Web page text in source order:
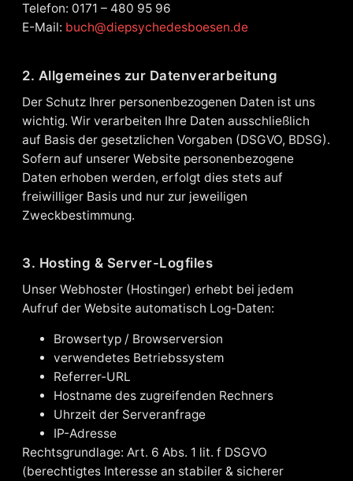
Telefon: 0171 – 480 95 96
E-Mail: buch@diepsychedesboesen.de
2. Allgemeines zur Datenverarbeitung
Der Schutz Ihrer personenbezogenen Daten ist uns
wichtig. Wir verarbeiten Ihre Daten ausschließlich
auf Basis der gesetzlichen Vorgaben (DSGVO, BDSG).
Sofern auf unserer Website personenbezogene
Daten erhoben werden, erfolgt dies stets auf
freiwilliger Basis und nur zur jeweiligen
Zweckbestimmung.
3. Hosting & Server-Logfiles
Unser Webhoster (Hostinger) erhebt bei jedem
Aufruf der Website automatisch Log-Daten:
Browsertyp / Browserversion
verwendetes Betriebssystem
Referrer-URL
Hostname des zugreifenden Rechners
Uhrzeit der Serveranfrage
IP-Adresse
Rechtsgrundlage: Art. 6 Abs. 1 lit. f DSGVO
(berechtigtes Interesse an stabiler & sicherer